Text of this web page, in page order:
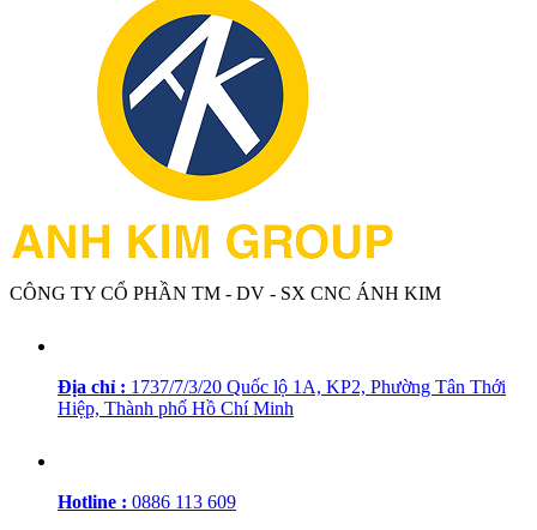
CÔNG TY CỔ PHẦN TM - DV - SX CNC ÁNH KIM
Địa chỉ : 1737/7/3/20 Quốc lộ 1A, KP2, Phường Tân Thới
Hiệp, Thành phố Hồ Chí Minh
Hotline : 0886 113 609